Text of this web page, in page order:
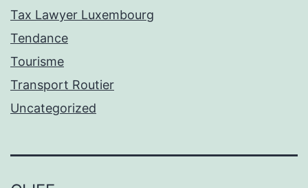
Tax Lawyer Luxembourg
Tendance
Tourisme
Transport Routier
Uncategorized